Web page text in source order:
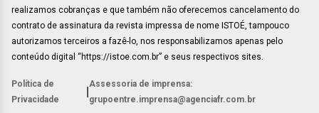
realizamos cobranças e que também não oferecemos cancelamento do
contrato de assinatura da revista impressa de nome ISTOÉ, tampouco
autorizamos terceiros a fazê-lo, nos responsabilizamos apenas pelo
conteúdo digital “https://istoe.com.br” e seus respectivos sites.
Política de
Privacidade
Assessoria de imprensa:
grupoentre.imprensa@agenciafr.com.br